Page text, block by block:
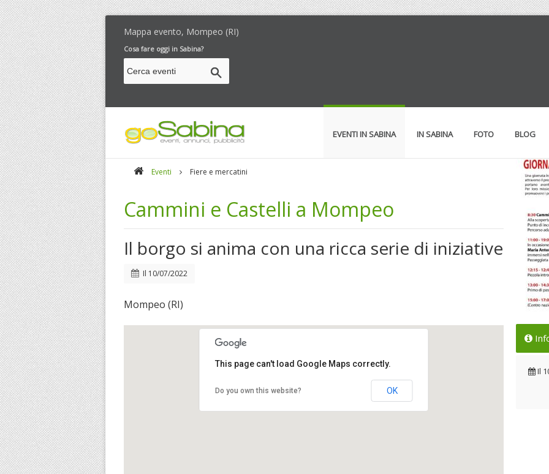
Mappa evento, Mompeo (RI)
Cosa fare oggi in Sabina?
EVENTI IN SABINA IN SABINA FOTO BLOG
Eventi Fiere e mercatini
Cammini e Castelli a Mompeo
Il borgo si anima con una ricca serie di iniziative
Il 10/07/2022
Mompeo (RI)
This page can't load Google Maps correctly.
Do you own this website? OK
Il
IlIl